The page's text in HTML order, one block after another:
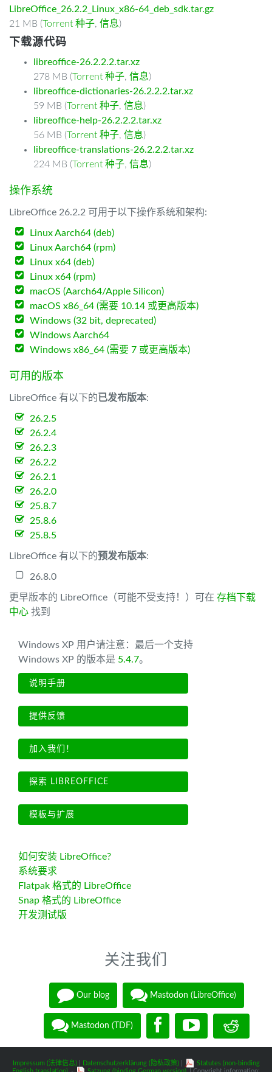
LibreOffice_26.2.2_Linux_x86-64_deb_sdk.tar.gz
21 MB (Torrent 种子, 信息)
下载源代码
libreoffice-26.2.2.2.tar.xz
278 MB (Torrent 种子, 信息)
libreoffice-dictionaries-26.2.2.2.tar.xz
59 MB (Torrent 种子, 信息)
libreoffice-help-26.2.2.2.tar.xz
56 MB (Torrent 种子, 信息)
libreoffice-translations-26.2.2.2.tar.xz
224 MB (Torrent 种子, 信息)
操作系统
LibreOffice 26.2.2 可用于以下操作系统和架构:
Linux Aarch64 (deb)
Linux Aarch64 (rpm)
Linux x64 (deb)
Linux x64 (rpm)
macOS (Aarch64/Apple Silicon)
macOS x86_64 (需要 10.14 或更高版本)
Windows (32 bit, deprecated)
Windows Aarch64
Windows x86_64 (需要 7 或更高版本)
可用的版本
LibreOffice 有以下的已发布版本:
26.2.5
26.2.4
26.2.3
26.2.2
26.2.1
26.2.0
25.8.7
25.8.6
25.8.5
LibreOffice 有以下的预发布版本:
26.8.0
更早版本的 LibreOffice（可能不受支持！）可在 存档下载
中心 找到
Windows XP 用户请注意：最后一个支持
Windows XP 的版本是 5.4.7。
说明手册
提供反馈
加入我们！
探索 LIBREOFFICE
模板与扩展
如何安装 LibreOffice?
系统要求
Flatpak 格式的 LibreOffice
Snap 格式的 LibreOffice
开发测试版
关注我们
Our blog Mastodon (LibreOffice)
Mastodon (TDF)
Impressum (法律信息)| Datenschutzerklärung (隐私政策)|
Statutes (non-binding